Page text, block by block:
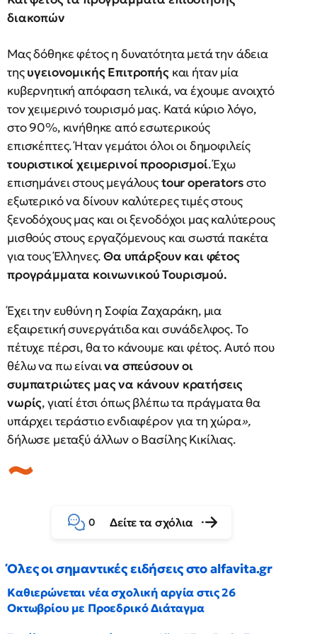
διακοπών
Μας δόθηκε φέτος η δυνατότητα μετά την άδεια
τηςυγειονομικής Επιτροπής και ήταν μία
κυβερνητική απόφαση τελικά, να έχουμε ανοιχτό
τον χειμερινό τουρισμό μας. Κατά κύριο λόγο,
στο 90%, κινήθηκε από εσωτερικούς
επισκέπτες. Ήταν γεμάτοι όλοι οι δημοφιλείς
τουριστικοί χειμερινοί προορισμοί. Έχω
επισημάνει στους μεγάλουςtour operatorsστο
εξωτερικό να δίνουν καλύτερες τιμές στους
ξενοδόχους μας και οι ξενοδόχοι μας καλύτερους
μισθούς στους εργαζόμενους και σωστά πακέτα
για τους Έλληνες.Θα υπάρξουν και φέτος
προγράμματα κοινωνικού Τουρισμού.
Έχει την ευθύνη η Σοφία Ζαχαράκη, μια
εξαιρετική συνεργάτιδα και συνάδελφος. Το
πέτυχε πέρσι, θα το κάνουμε και φέτος. Αυτό που
θέλω να πω είναινα σπεύσουν οι
συμπατριώτες μας να κάνουν κρατήσεις
νωρίς, γιατί έτσι όπως βλέπω τα πράγματα θα
υπάρχει τεράστιο ενδιαφέρον για τη χώρα»,
δήλωσε μεταξύ άλλων ο Βασίλης Κικίλιας.
0 Δείτε τα σχόλια
Όλες οι σημαντικές ειδήσεις στο alfavita.gr
Καθιερώνεται νέα σχολική αργία στις 26
Οκτωβρίου με Προεδρικό Διάταγμα